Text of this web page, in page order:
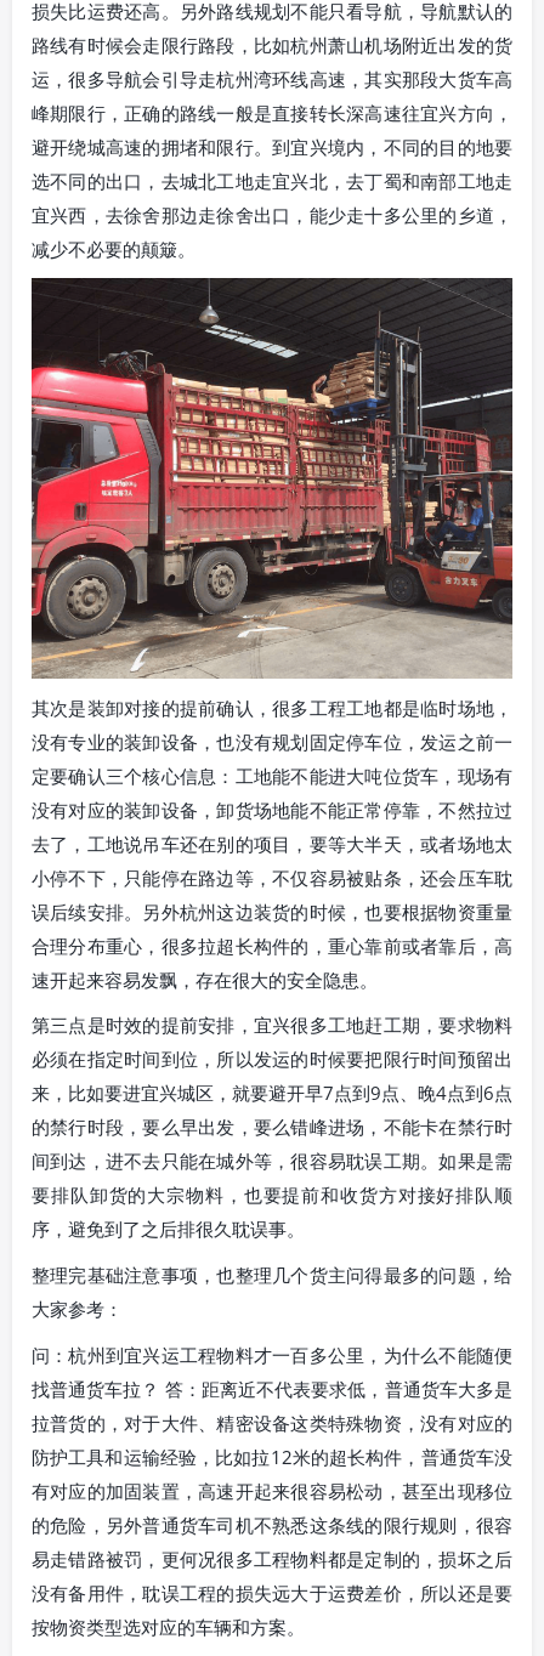
损失比运费还高。另外路线规划不能只看导航，导航默认的
路线有时候会走限行路段，比如杭州萧山机场附近出发的货
运，很多导航会引导走杭州湾环线高速，其实那段大货车高
峰期限行，正确的路线一般是直接转长深高速往宜兴方向，
避开绕城高速的拥堵和限行。到宜兴境内，不同的目的地要
选不同的出口，去城北工地走宜兴北，去丁蜀和南部工地走
宜兴西，去徐舍那边走徐舍出口，能少走十多公里的乡道，
减少不必要的颠簸。
其次是装卸对接的提前确认，很多工程工地都是临时场地，
没有专业的装卸设备，也没有规划固定停车位，发运之前一
定要确认三个核心信息：工地能不能进大吨位货车，现场有
没有对应的装卸设备，卸货场地能不能正常停靠，不然拉过
去了，工地说吊车还在别的项目，要等大半天，或者场地太
小停不下，只能停在路边等，不仅容易被贴条，还会压车耽
误后续安排。另外杭州这边装货的时候，也要根据物资重量
合理分布重心，很多拉超长构件的，重心靠前或者靠后，高
速开起来容易发飘，存在很大的安全隐患。
第三点是时效的提前安排，宜兴很多工地赶工期，要求物料
必须在指定时间到位，所以发运的时候要把限行时间预留出
来，比如要进宜兴城区，就要避开早7点到9点、晚4点到6点
的禁行时段，要么早出发，要么错峰进场，不能卡在禁行时
间到达，进不去只能在城外等，很容易耽误工期。如果是需
要排队卸货的大宗物料，也要提前和收货方对接好排队顺
序，避免到了之后排很久耽误事。
整理完基础注意事项，也整理几个货主问得最多的问题，给
大家参考：
问：杭州到宜兴运工程物料才一百多公里，为什么不能随便
找普通货车拉？ 答：距离近不代表要求低，普通货车大多是
拉普货的，对于大件、精密设备这类特殊物资，没有对应的
防护工具和运输经验，比如拉12米的超长构件，普通货车没
有对应的加固装置，高速开起来很容易松动，甚至出现移位
的危险，另外普通货车司机不熟悉这条线的限行规则，很容
易走错路被罚，更何况很多工程物料都是定制的，损坏之后
没有备用件，耽误工程的损失远大于运费差价，所以还是要
按物资类型选对应的车辆和方案。